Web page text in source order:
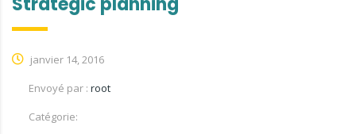
janvier 14, 2016
Envoyé par : root
Catégorie: